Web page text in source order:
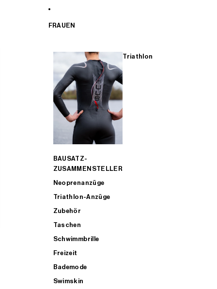
FRAUEN
Triathlon
BAUSATZ-
ZUSAMMENSTELLER
Neoprenanzüge
Triathlon-Anzüge
Zubehör
Taschen
Schwimmbrille
Freizeit
Bademode
Swimskin